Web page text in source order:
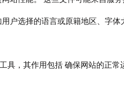
户选择的语言或原籍地区、字体
，其作用包括 确保网站的正